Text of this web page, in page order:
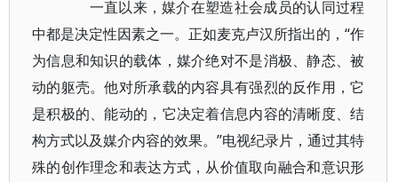
一直以来，媒介在塑造社会成员的认同过程
中都是决定性因素之一。正如麦克卢汉所指出的，“作
为信息和知识的载体，媒介绝对不是消极、静态、被
动的躯壳。他对所承载的内容具有强烈的反作用，它
是积极的、能动的，它决定着信息内容的清晰度、结
构方式以及媒介内容的效果。”电视纪录片，通过其特
殊的创作理念和表达方式，从价值取向融合和意识形